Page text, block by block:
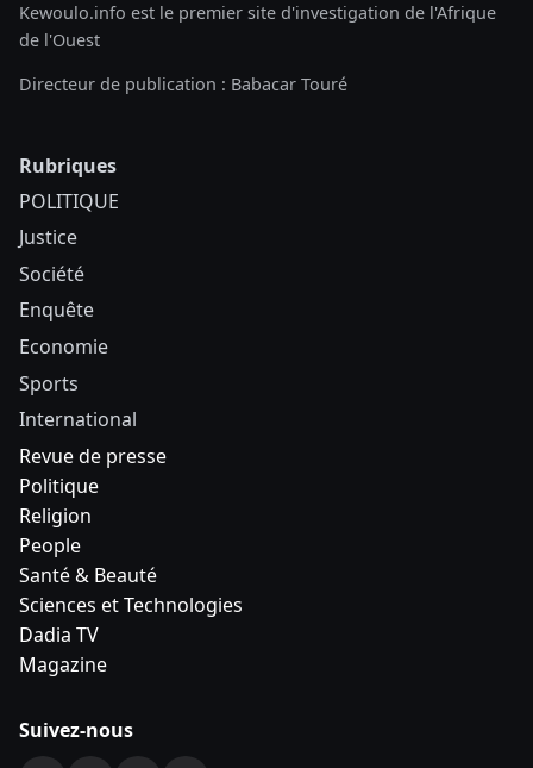
Kewoulo.info est le premier site d'investigation de l'Afrique
de l'Ouest
Directeur de publication : Babacar Touré
Rubriques
POLITIQUE
Justice
Société
Enquête
Economie
Sports
International
Revue de presse
Politique
Religion
People
Santé & Beauté
Sciences et Technologies
Dadia TV
Magazine
Suivez-nous